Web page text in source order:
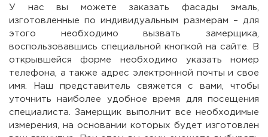
У нас вы можете заказать фасады эмаль,
изготовленные по индивидуальным размерам – для
этого необходимо вызвать замерщика,
воспользовавшись специальной кнопкой на сайте. В
открывшейся форме необходимо указать номер
телефона, а также адрес электронной почты и свое
имя. Наш представитель свяжется с вами, чтобы
уточнить наиболее удобное время для посещения
специалиста. Замерщик выполнит все необходимые
измерения, на основании которых будет изготовлен